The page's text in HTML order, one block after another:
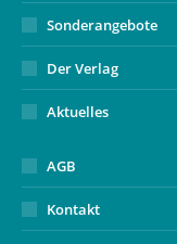
Sonderangebote
Der Verlag
Aktuelles
AGB
Kontakt